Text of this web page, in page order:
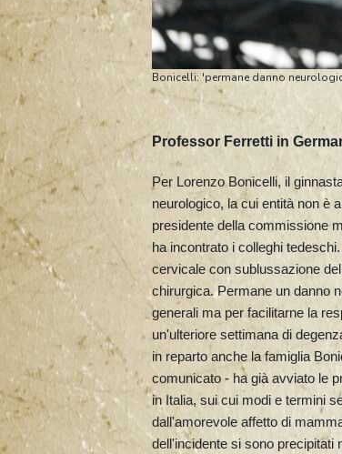
Bonicelli: 'permane danno
Professor Ferretti in
Per Lorenzo Bonicelli, il
neurologico, la cui entità non è
presidente della commissione
ha incontrato i colleghi
cervicale con sublussazione
chirurgica. Permane un danno
generali ma per facilitarne la
un'ulteriore settimana di
in reparto anche la famiglia
comunicato - ha già avviato le
in Italia, sui cui modi e termini
dall'amorevole affetto di
dell'incidente si sono precipitati